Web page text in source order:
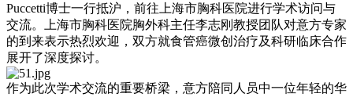
Puccetti博士一行抵沪，前往上海市胸科医院进行学术访问与
交流。上海市胸科医院胸外科主任李志刚教授团队对意方专家
的到来表示热烈欢迎，双方就食管癌微创治疗及科研临床合作
展开了深度探讨。
作为此次学术交流的重要桥梁，意方陪同人员中一位年轻的华